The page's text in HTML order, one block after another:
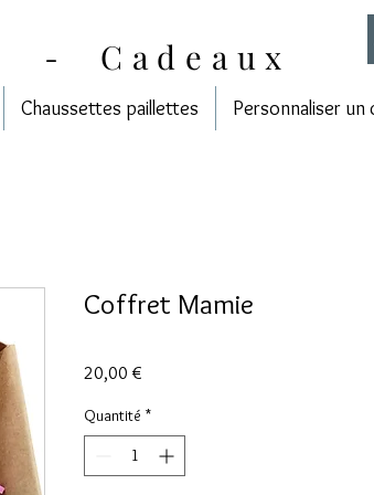
Chaussettes paillettes Personnaliser un
- Cadeaux
Coffret Mamie
20,00 €
Quantité *